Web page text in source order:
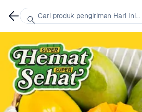
Cari produk pengiriman Hari Ini...